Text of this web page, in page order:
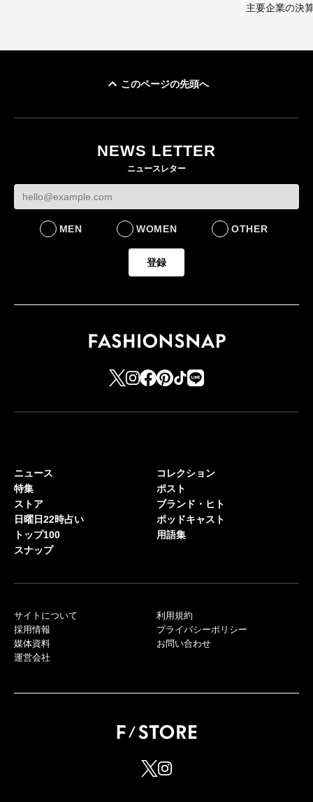
主要企業の決
このページの先頭へ
NEWS LETTER
ニュースレター
MEN WOMEN OTHER
登録
ニュース
特集
ストア
日曜日22時占い
トップ100
スナップ
コレクション
ポスト
ブランド・ヒト
ポッドキャスト
用語集
サイトについて
採用情報
媒体資料
運営会社
利用規約
プライバシーポリシー
お問い合わせ